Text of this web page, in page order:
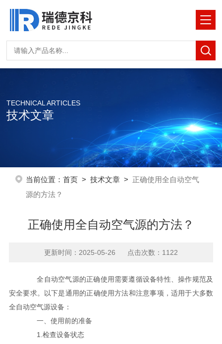
TECHNICAL ARTICLES
技术文章
当前位置： 首页> 技术文章> 正确使用全自动空气
源的方法？
正确使用全自动空气源的方法？
更新时间：2025-05-26 点击次数：1122
全自动空气源的正确使用需要遵循设备特性、操作规范及
安全要求。以下是通用的正确使用方法和注意事项，适用于大多数
全自动空气源设备：
一、使用前的准备
1.检查设备状态